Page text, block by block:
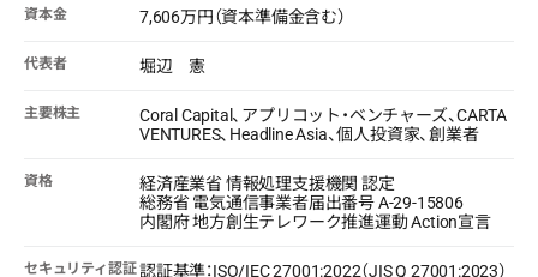
資本金 7,606万円（資本準備金含む）
代表者 堀辺 憲
主要株主
Coral Capital、アプリコット・ベンチャーズ、CARTA
VENTURES、Headline Asia、個人投資家、創業者
資格
経済産業省 情報処理支援機関 認定
総務省 電気通信事業者届出番号 A-29-15806
内閣府 地方創生テレワーク推進運動 Action宣言
セキュリティ認証認証基準：ISO/IEC 27001:2022（JIS Q 27001:2023）